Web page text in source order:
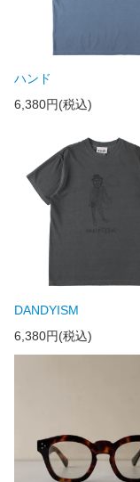
ハンド
6,380円(税込)
DANDYISM
6,380円(税込)